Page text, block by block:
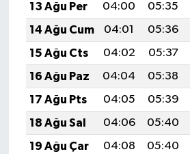
13 Ağu Per
04:00 05:35
14 Ağu Cum
04:01 05:36
15 Ağu Cts
04:02 05:37
16 Ağu Paz
04:04 05:38
17 Ağu Pts
04:05 05:39
18 Ağu Sal
04:06 05:40
19 Ağu Çar
04:08 05:40